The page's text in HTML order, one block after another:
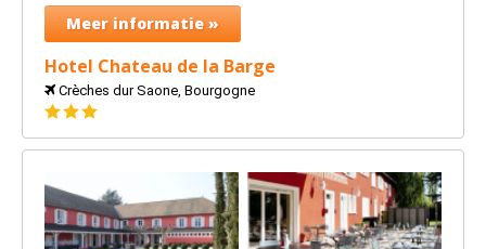
Meer informatie »
Hotel Chateau de la Barge
Crèches dur Saone, Bourgogne
3